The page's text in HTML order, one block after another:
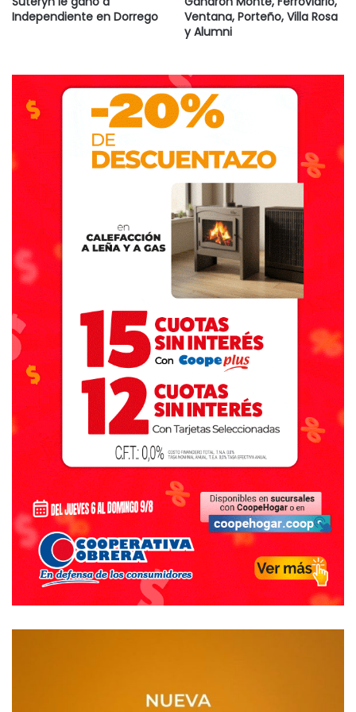
dicho, fui a su encuentro. El trayecto era simple. Hacer
unas siete u ocho cuadras por Perón, doblar a la derecha
de la mitad de cuadra, ya estaría en su casa. En el lugar
convenido por él cuando todavía era mediodía y lo
habíamos contactado desde la redacción para comentarle
la posibilidad de esta nota. Cinco minutos antes del
término que había establecido su cara limpia aparecía en la
puerta semiabierta contrastando con la remera azul
oscuro, el pantalón corto rojo y unas sandalias en sus pies
con un tono de guerra. Me hizo pasar gentilmente hasta el
patio de su casa. Un patio amplio, el agua que salía de la
manguera conectada al regador que le daba vida al verde
césped. Dos arquitos de fútbol separados entre sí por una
distancia considerable. Una mesa preparada con dos
reposeras coloridas que hasta ese momento se
encontraban vacías. Y nos pusimos a charlar como si
fuéramos viejos amigos).
– Vos hablá que yo me encargo de cebar…
– Bien, muy bien… Me imagino, ya que vos que adoptas el
perfil de escritor, si no te gusta el mate… Sonaste…
– Y… uno pasa largas horas escribiendo. Y resulta que el
mate, la pava y el desfile de cigarrillos son compañía
esencial…
– En eso te debés parecer a tu viejo, ¿no?… Me acuerdo de
las veces que he ido a particular… La química en el
secundario la entendí gracias a él.
– Debo confesarte Pablo que había estado pensando en
mil formas de cómo encarar nuestro parlamento. Pero
nunca imaginé arrancar de este modo. Quizás me parezca
que mi viejo. Usted sabe que cada persona es distinta y
Independiente en Dorrego
Ventana, Porteño, Villa Rosa
y Alumni